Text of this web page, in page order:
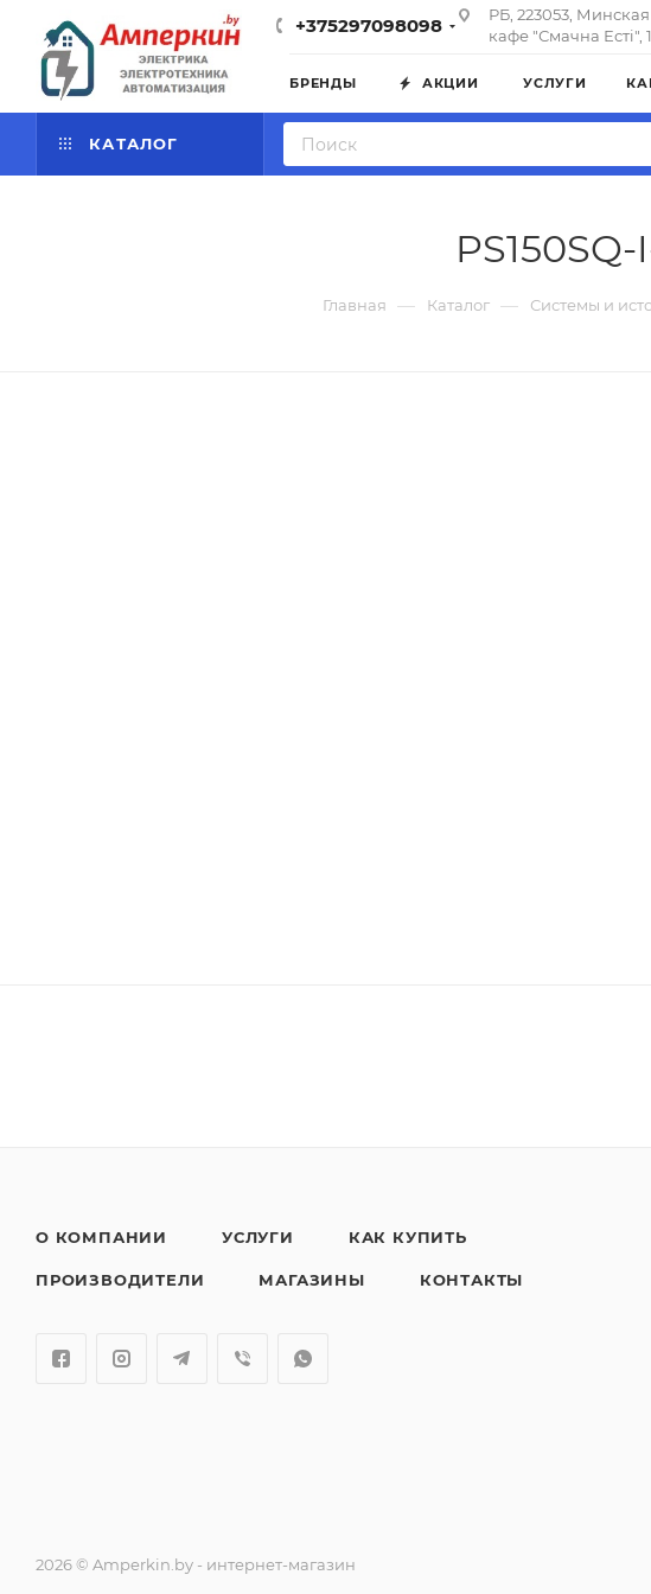
+375297098098
РБ, 223053,
кафе "Смачна Естi",
БРЕНДЫ АКЦИИ УСЛУГИ
КАТАЛОГ
Главная — Каталог — Системы и
О КОМПАНИИ УСЛУГИ КАК КУПИТЬ
ПРОИЗВОДИТЕЛИ МАГАЗИНЫ КОНТАКТЫ
2026 © Amperkin.by - интернет-магазин